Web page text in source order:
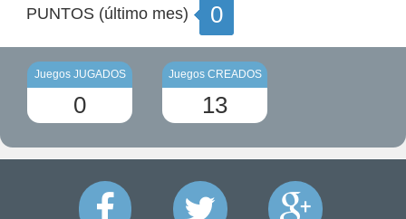
PUNTOS (último mes) 0
Juegos JUGADOS
0
Juegos CREADOS
13